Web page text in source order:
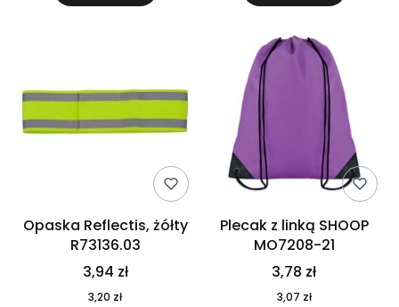
Opaska Reflectis, żółty
R73136.03
3,94 zł
3,20 zł
Plecak z linką SHOOP
MO7208-21
3,78 zł
3,07 zł